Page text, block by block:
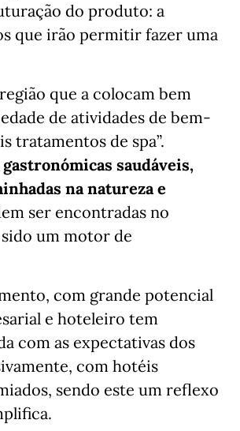
do produto: a
que irão permitir fazer uma
que a colocam bem
de atividades de bem-
tratamentos de spa”.
saudáveis,
na natureza e
ser encontradas no
um motor de
com grande potencial
e hoteleiro tem
com as expectativas dos
com hotéis
sendo este um reflexo